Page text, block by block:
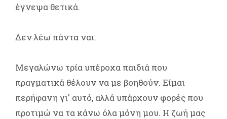
έγνεψα θετικά.
Δεν λέω πάντα ναι.
Μεγαλώνω τρία υπέροχα παιδιά που
πραγματικά θέλουν να με βοηθούν. Είμαι
περήφανη γι' αυτό, αλλά υπάρχουν φορές που
προτιμώ να τα κάνω όλα μόνη μου. Η ζωή μας